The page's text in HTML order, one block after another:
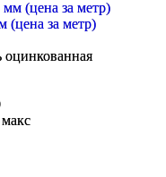
за метр)
оцинкованная